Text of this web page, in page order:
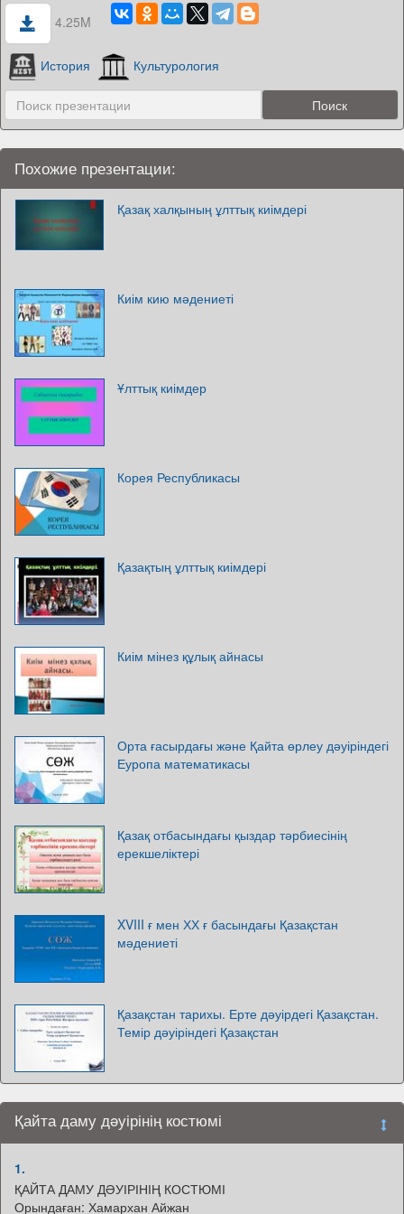
4.25M
История Культурология
Похожие презентации:
Қазақ халқының ұлттық киімдері
Киім кию мәдениеті
Ұлттық киімдер
Корея Республикасы
Қазақтың ұлттық киімдері
Киім мінез құлық айнасы
Орта ғасырдағы және Қайта өрлеу дәуіріндегі
Еуропа математикасы
Қазақ отбасындағы қыздар тәрбиесінің
ерекшеліктері
XVIII ғ мен ХХ ғ басындағы Қазақстан
мәдениеті
Қазақстан тарихы. Ерте дәуірдегі Қазақстан.
Темір дәуіріндегі Қазақстан
Қайта даму дəуірінің костюмі
1.
ҚАЙТА ДАМУ ДƏУІРІНІҢ КОСТЮМІ
Орындаған: Хамархан Айжан